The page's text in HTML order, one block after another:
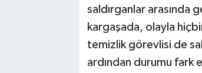
saldırganlar arasında
kargaşada, olayla
temizlik görevlisi de
ardından durumu